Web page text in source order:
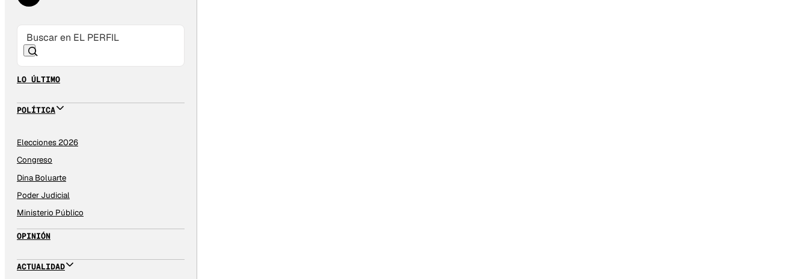
LO ÚLTIMO
POLÍTICA
Elecciones 2026
Congreso
Dina Boluarte
Poder Judicial
Ministerio Público
OPINIÓN
ACTUALIDAD